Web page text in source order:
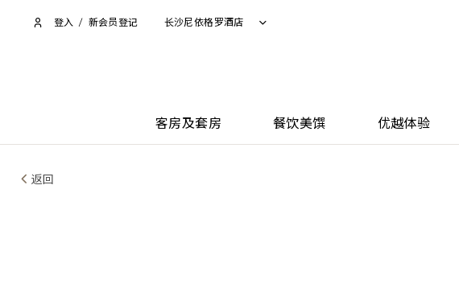
登入 / 新会员登记 长沙尼依格罗酒店
客房及套房 餐饮美馔 优越体验
返回